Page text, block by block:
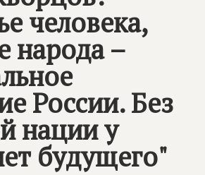
человека,
народа –
России. Без
нации у
будущего"